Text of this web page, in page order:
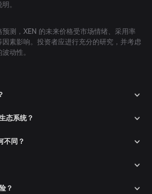
。
预测，XEN 的未来价格受市场情绪、采用率
因素影响。投资者应进行充分的研究，并考虑
动性。
态系统？
不同？
？